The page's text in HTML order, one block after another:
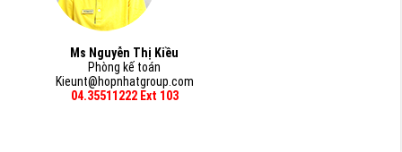
Ms Nguyễn Thị Kiều
Phòng kế toán
Kieunt@hopnhatgroup.com
04.35511222 Ext 103